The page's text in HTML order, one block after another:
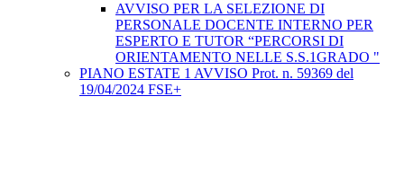
AVVISO PER LA SELEZIONE DI
PERSONALE DOCENTE INTERNO PER
ESPERTO E TUTOR “PERCORSI DI
ORIENTAMENTO NELLE S.S.1GRADO "
PIANO ESTATE 1 AVVISO Prot. n. 59369 del
19/04/2024 FSE+